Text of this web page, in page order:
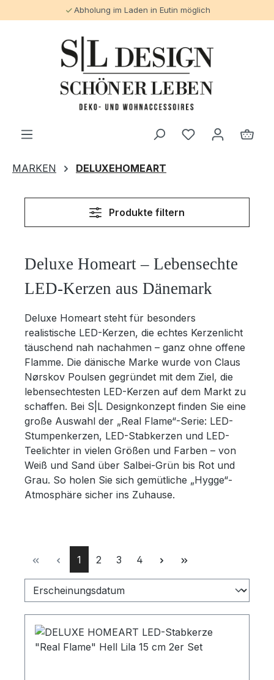
Abholung im Laden in Eutin möglich
MARKEN DELUXEHOMEART
Produkte filtern
Deluxe Homeart – Lebensechte
LED-Kerzen aus Dänemark
Deluxe Homeart steht für besonders
realistische LED-Kerzen, die echtes Kerzenlicht
täuschend nah nachahmen – ganz ohne offene
Flamme. Die dänische Marke wurde von Claus
Nørskov Poulsen gegründet mit dem Ziel, die
lebensechtesten LED-Kerzen auf dem Markt zu
schaffen. Bei S|L Designkonzept finden Sie eine
große Auswahl der „Real Flame“-Serie: LED-
Stumpenkerzen, LED-Stabkerzen und LED-
Teelichter in vielen Größen und Farben – von
Weiß und Sand über Salbei-Grün bis Rot und
Grau. So holen Sie sich gemütliche „Hygge“-
Atmosphäre sicher ins Zuhause.
Seite
1 Seite
2 Seite
3 Seite
4